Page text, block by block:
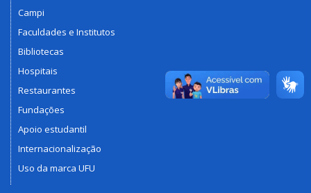
Campi
Faculdades e Institutos
Bibliotecas
Hospitais
Restaurantes
Fundações
Apoio estudantil
Internacionalização
Uso da marca UFU